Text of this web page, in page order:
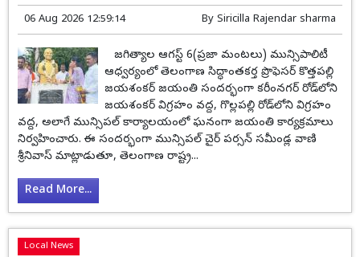
06 Aug 2026 12:59:14 By Siricilla Rajendar sharma
జగిత్యాల ఆగస్ట్ 6(ప్రజా మంటలు) మున్సిపాలిటీ
ఆధ్వర్యంలో తెలంగాణ సిద్ధాంతకర్త ప్రొఫెసర్ కొత్తపల్లి
జయశంకర్ జయంతి సందర్భంగా కరీంనగర్ రోడ్‌లోని
జయశంకర్ విగ్రహం వద్ద, గొల్లపల్లి రోడ్‌లోని విగ్రహం
వద్ద, అలాగే మున్సిపల్ కార్యాలయంలో ఘనంగా జయంతి కార్యక్రమాలు
నిర్వహించారు. ఈ సందర్భంగా మున్సిపల్ చైర్ పర్సన్ సమీండ్ల వాణి
శ్రీనివాస్ మాట్లాడుతూ, తెలంగాణ రాష్ట్ర...
Read More...
Local News